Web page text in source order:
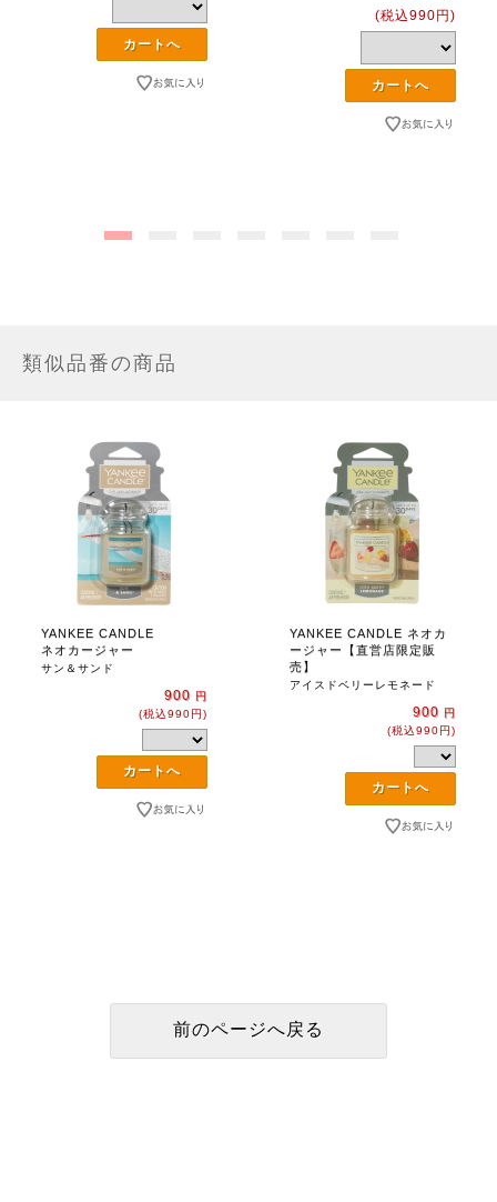
(税込990円)
類似品番の商品
YANKEE CANDLE
ネオカージャー
サン＆サンド
900 円
(税込990円)
YANKEE CANDLE ネオカ
ージャー【直営店限定販
売】
アイスドベリーレモネード
900 円
(税込990円)